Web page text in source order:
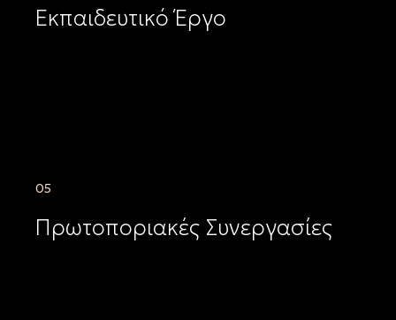
Εκπαιδευτικό Έργο
05
Πρωτοποριακές Συνεργασίες